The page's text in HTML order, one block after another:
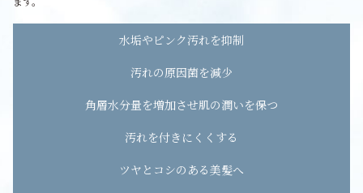
水垢やピンク汚れを抑制
汚れの原因菌を減少
角層水分量を増加させ肌の潤いを保つ
汚れを付きにくくする
ツヤとコシのある美髪へ